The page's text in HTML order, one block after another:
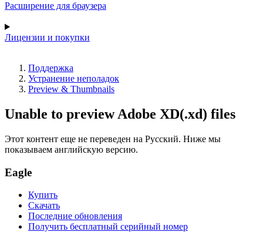
Расширение для браузера
Лицензии и покупки
Поддержка
Устранение неполадок
Preview & Thumbnails
Unable to preview Adobe XD(.xd) files
Этот контент еще не переведен на Русский. Ниже мы
показываем английскую версию.
Eagle
Купить
Скачать
Последние обновления
Получить бесплатный серийный номер